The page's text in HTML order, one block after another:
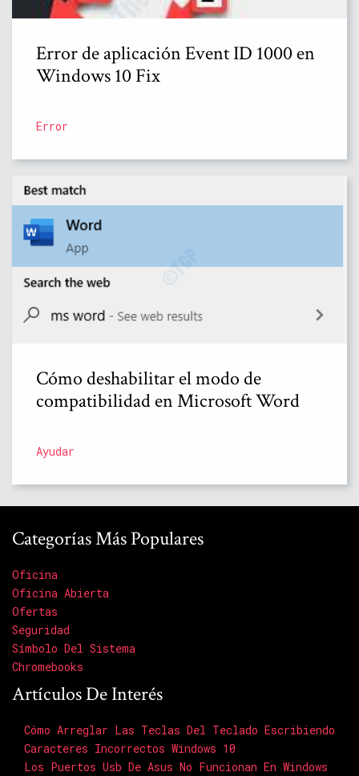
Error de aplicación Event ID 1000 en
Windows 10 Fix
Error
Cómo deshabilitar el modo de
compatibilidad en Microsoft Word
Ayudar
Categorías Más Populares
Oficina
Oficina Abierta
Ofertas
Seguridad
Símbolo Del Sistema
Chromebooks
Artículos De Interés
Cómo Arreglar Las Teclas Del Teclado Escribiendo
Caracteres Incorrectos Windows 10
Los Puertos Usb De Asus No Funcionan En Windows